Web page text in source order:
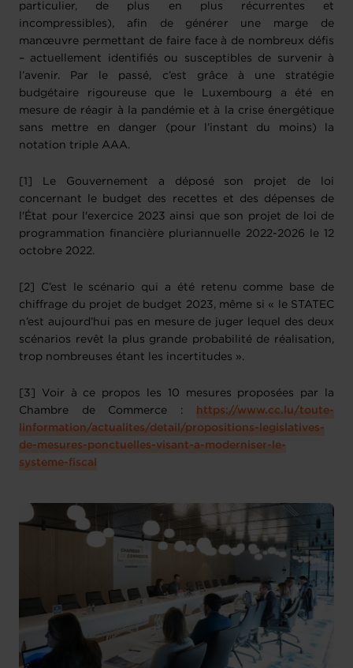
particulier, de plus en plus récurrentes et
incompressibles), afin de générer une marge de
manœuvre permettant de faire face à de nombreux défis
– actuellement identifiés ou susceptibles de survenir à
l’avenir. Par le passé, c’est grâce à une stratégie
budgétaire rigoureuse que le Luxembourg a été en
mesure de réagir à la pandémie et à la crise énergétique
sans mettre en danger (pour l’instant du moins) la
notation triple AAA.
[1] Le Gouvernement a déposé son projet de loi
concernant le budget des recettes et des dépenses de
l'État pour l'exercice 2023 ainsi que son projet de loi de
programmation financière pluriannuelle 2022-2026 le 12
octobre 2022.
[2] C’est le scénario qui a été retenu comme base de
chiffrage du projet de budget 2023, même si « le STATEC
n’est aujourd’hui pas en mesure de juger lequel des deux
scénarios revêt la plus grande probabilité de réalisation,
trop nombreuses étant les incertitudes ».
[3] Voir à ce propos les 10 mesures proposées par la
Chambre de Commerce :
https://www.cc.lu/toute-
linformation/actualites/detail/propositions-legislatives-
de-mesures-ponctuelles-visant-a-moderniser-le-
systeme-fiscal